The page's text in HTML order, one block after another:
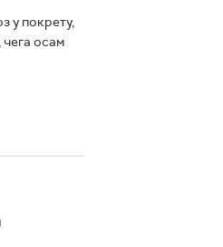
у покрету,
чега осам